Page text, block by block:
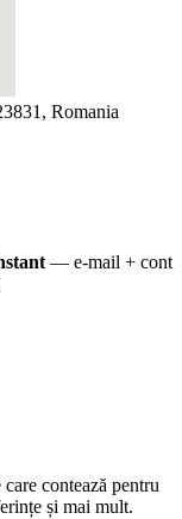
Romania
— e-mail + cont
contează pentru
și mai mult.